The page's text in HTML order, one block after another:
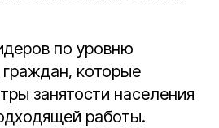
по уровню
граждан, которые
занятости населения
работы.